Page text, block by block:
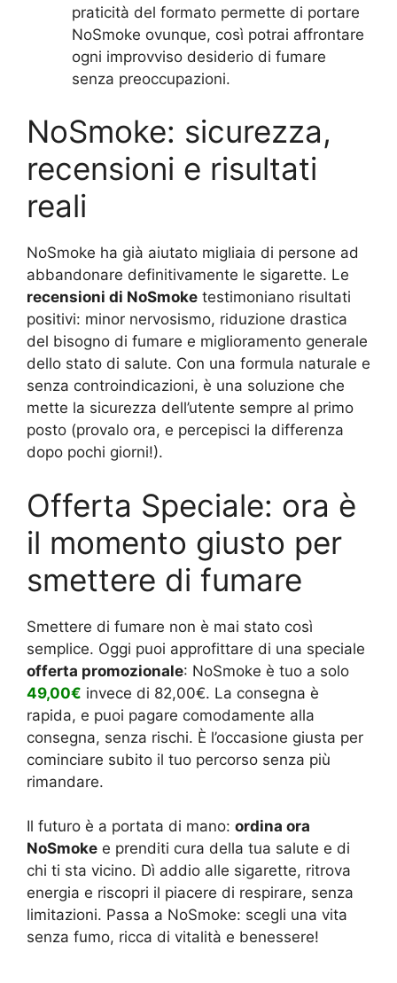
praticità del formato permette di portare
NoSmoke ovunque, così potrai affrontare
ogni improvviso desiderio di fumare
senza preoccupazioni.
NoSmoke: sicurezza,
recensioni e risultati
reali
NoSmoke ha già aiutato migliaia di persone ad
abbandonare definitivamente le sigarette. Le
recensioni di NoSmoke testimoniano risultati
positivi: minor nervosismo, riduzione drastica
del bisogno di fumare e miglioramento generale
dello stato di salute. Con una formula naturale e
senza controindicazioni, è una soluzione che
mette la sicurezza dell’utente sempre al primo
posto (provalo ora, e percepisci la differenza
dopo pochi giorni!).
Offerta Speciale: ora è
il momento giusto per
smettere di fumare
Smettere di fumare non è mai stato così
semplice. Oggi puoi approfittare di una speciale
offerta promozionale: NoSmoke è tuo a solo
49,00€ invece di 82,00€. La consegna è
rapida, e puoi pagare comodamente alla
consegna, senza rischi. È l’occasione giusta per
cominciare subito il tuo percorso senza più
rimandare.
Il futuro è a portata di mano: ordina ora
NoSmoke e prenditi cura della tua salute e di
chi ti sta vicino. Dì addio alle sigarette, ritrova
energia e riscopri il piacere di respirare, senza
limitazioni. Passa a NoSmoke: scegli una vita
senza fumo, ricca di vitalità e benessere!